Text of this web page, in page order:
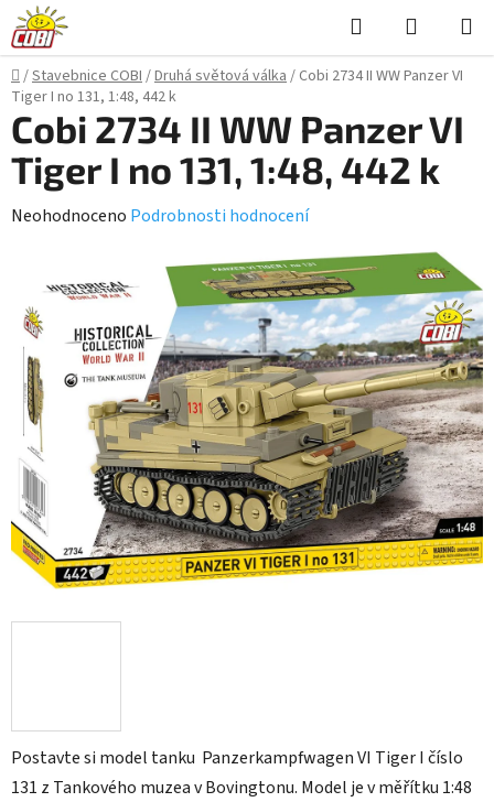
Přejít
na
obsah
Hledat
KOŠÍK
Domů
/Stavebnice COBI/Druhá světová válka/ Cobi 2734 II WW Panzer VI
Tiger I no 131, 1:48, 442 k
Postavte si model tanku Panzerkampfwagen VI Tiger I číslo
131 z Tankového muzea v Bovingtonu. Model je v měřítku 1:48
Cobi 2734 II WW Panzer VI
Tiger I no 131, 1:48, 442 k
Průměrné
0,0
hvězdiček.
Neohodnoceno Podrobnosti hodnocení